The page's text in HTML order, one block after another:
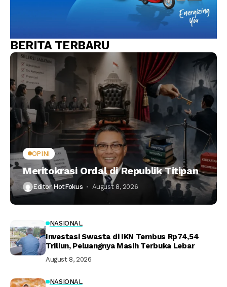
BERITA TERBARU
OPINI
Meritokrasi Ordal di Republik Titipan
Editor HotFokus August 8, 2026
NASIONAL
Investasi Swasta di IKN Tembus Rp74,54
Triliun, Peluangnya Masih Terbuka Lebar
August 8, 2026
NASIONAL